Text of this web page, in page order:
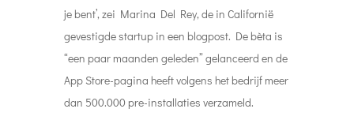
je bent’, zei Marina Del Rey, de in Californië
gevestigde startup in een blogpost. De bèta is
“een paar maanden geleden” gelanceerd en de
App Store-pagina heeft volgens het bedrijf meer
dan 500.000 pre-installaties verzameld.